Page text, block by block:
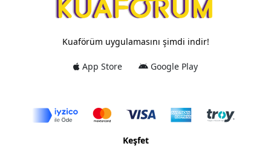
Kuaförüm uygulamasını şimdi indir!
App Store Google Play
Keşfet